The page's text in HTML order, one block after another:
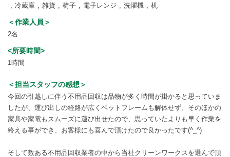
冷蔵庫
雑貨 椅子 電子レンジ 洗濯機 机
＜作業人員＞
2名
<所要時間>
1時間
＜担当スタッフの感想＞
今回の引越しに伴う不用品回収は品物が多く時間が掛かると思っていま
したが、運び出しの経路が広くベットフレームも解体せず、そのほかの
家具や家電もスムーズに運び出せたので、思っていたよりも早く作業を
終える事ができ、お客様にも喜んで頂けたので良かったです(^_^)
そして数ある不用品回収業者の中から当社クリーンワークスを選んで頂